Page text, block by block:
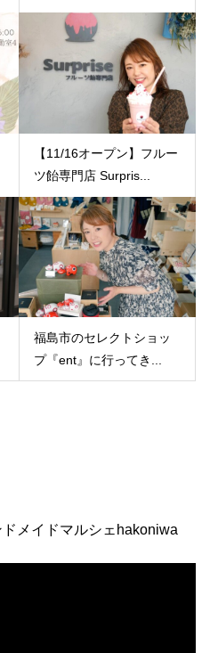
【11/16オープン】フルー
ツ飴専門店 Surpris...
福島市のセレクトショッ
プ『ent』に行ってき...
メイドマルシェhakoniwa